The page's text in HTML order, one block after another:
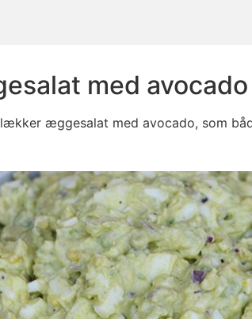
med avocado
æggesalat med avocado, som